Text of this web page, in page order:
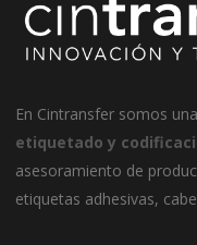
En Cintransfer somos
etiquetado y
asesoramiento de
etiquetas adhesivas,